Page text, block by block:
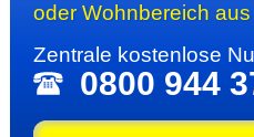
oder Wohn­bereich
Zentrale kosten­lose
0800 944